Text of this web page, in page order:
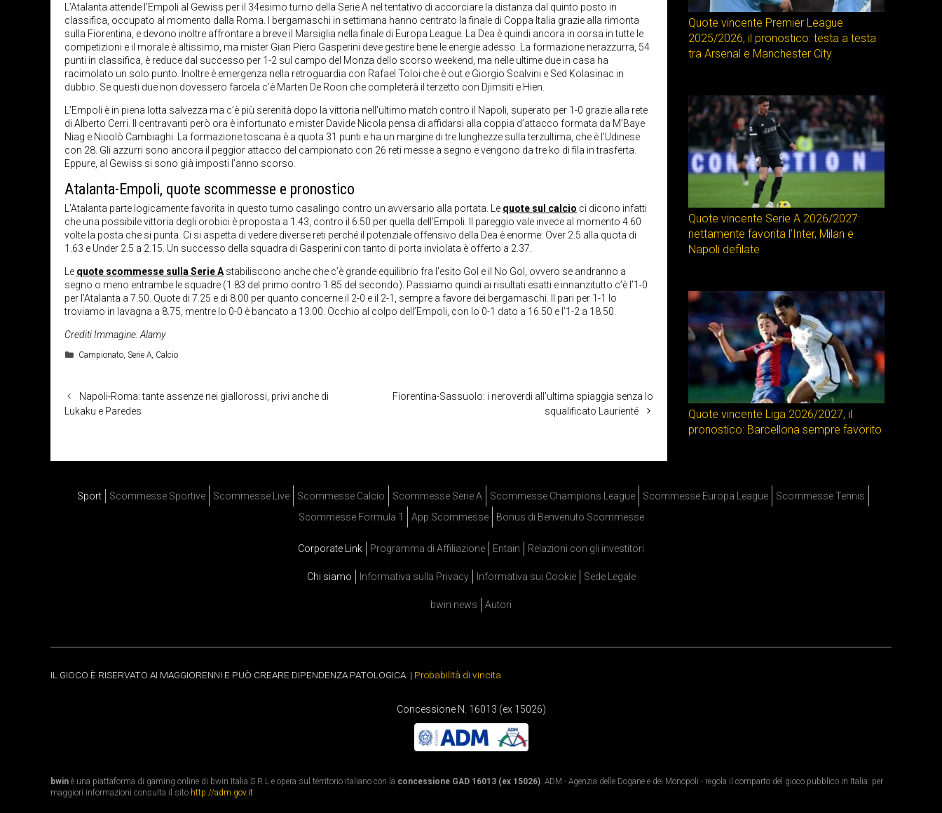
L’Atalanta attende l’Empoli al Gewiss per il 34esimo turno della Serie A nel tentativo di accorciare la distanza dal quinto posto in
classifica, occupato al momento dalla Roma. I bergamaschi in settimana hanno centrato la finale di Coppa Italia grazie alla rimonta
sulla Fiorentina, e devono inoltre affrontare a breve il Marsiglia nella finale di Europa League. La Dea è quindi ancora in corsa in tutte le
competizioni e il morale è altissimo, ma mister Gian Piero Gasperini deve gestire bene le energie adesso. La formazione nerazzurra, 54
punti in classifica, è reduce dal successo per 1-2 sul campo del Monza dello scorso weekend, ma nelle ultime due in casa ha
racimolato un solo punto. Inoltre è emergenza nella retroguardia con Rafael Toloi che è out e Giorgio Scalvini e Sed Kolasinac in
dubbio. Se questi due non dovessero farcela c’è Marten De Roon che completerà il terzetto con Djimsiti e Hien.
L’Empoli è in piena lotta salvezza ma c’è più serenità dopo la vittoria nell’ultimo match contro il Napoli, superato per 1-0 grazie alla rete
di Alberto Cerri. Il centravanti però ora è infortunato e mister Davide Nicola pensa di affidarsi alla coppia d’attacco formata da M’Baye
Niag e Nicolò Cambiaghi. La formazione toscana è a quota 31 punti e ha un margine di tre lunghezze sulla terzultima, che è l’Udinese
con 28. Gli azzurri sono ancora il peggior attacco del campionato con 26 reti messe a segno e vengono da tre ko di fila in trasferta.
Eppure, al Gewiss si sono già imposti l’anno scorso.
Atalanta-Empoli, quote scommesse e pronostico
L’Atalanta parte logicamente favorita in questo turno casalingo contro un avversario alla portata. Le quote sul calcio ci dicono infatti
che una possibile vittoria degli orobici è proposta a 1.43, contro il 6.50 per quella dell’Empoli. Il pareggio vale invece al momento 4.60
volte la posta che si punta. Ci si aspetta di vedere diverse reti perché il potenziale offensivo della Dea è enorme: Over 2.5 alla quota di
1.63 e Under 2.5 a 2.15. Un successo della squadra di Gasperini con tanto di porta inviolata è offerto a 2.37.
Le quote scommesse sulla Serie A stabiliscono anche che c’è grande equilibrio fra l’esito Gol e il No Gol, ovvero se andranno a
segno o meno entrambe le squadre (1.83 del primo contro 1.85 del secondo). Passiamo quindi ai risultati esatti e innanzitutto c’è l’1-0
per l’Atalanta a 7.50. Quote di 7.25 e di 8.00 per quanto concerne il 2-0 e il 2-1, sempre a favore dei bergamaschi. Il pari per 1-1 lo
troviamo in lavagna a 8.75, mentre lo 0-0 è bancato a 13.00. Occhio al colpo dell’Empoli, con lo 0-1 dato a 16.50 e l’1-2 a 18.50.
Crediti Immagine: Alamy
Categorie
Campionato,Serie A, Calcio
Napoli-Roma: tante assenze nei giallorossi, privi anche di
Lukaku e Paredes
Fiorentina-Sassuolo: i neroverdi all’ultima spiaggia senza lo
squalificato Laurienté
Quote vincente Premier League
2025/2026, il pronostico: testa a testa
tra Arsenal e Manchester City
Quote vincente Serie A 2026/2027:
nettamente favorita l’Inter, Milan e
Napoli defilate
Quote vincente Liga 2026/2027, il
pronostico: Barcellona sempre favorito
Sport Scommesse Sportive Scommesse Live Scommesse Calcio Scommesse Serie A Scommesse Champions League Scommesse Europa League
Scommesse Tennis
Scommesse Formula 1
App Scommesse Bonus di Benvenuto Scommesse
Corporate Link Programma di Affiliazione Entain Relazioni con gli investitori
Chi siamo Informativa sulla Privacy Informativa sui Cookie Sede Legale
bwin news Autori
IL GIOCO È RISERVATO AI MAGGIORENNI E PUÒ CREARE DIPENDENZA PATOLOGICA. | Probabilità di vincita
Concessione N. 16013 (ex 15026)
bwin è una piattaforma di gaming online di bwin Italia S.R.L e opera sul territorio italiano con la concessione GAD 16013 (ex 15026). ADM - Agenzia delle Dogane e dei Monopoli - regola il comparto del gioco pubblico in Italia: per
maggiori informazioni consulta il sito http://adm.gov.it